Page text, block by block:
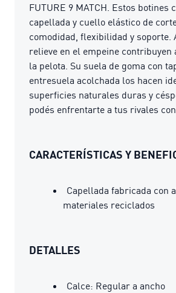
FUTURE 9 MATCH. Estos botines
capellada y cuello elástico de
comodidad, flexibilidad y soporte.
relieve en el empeine
la pelota. Su suela de goma con
entresuela acolchada los hacen
superficies naturales duras y
podés enfrentarte a tus rivales
CARACTERÍSTICAS Y
Capellada fabricada con
materiales reciclados
DETALLES
Calce: Regular a ancho